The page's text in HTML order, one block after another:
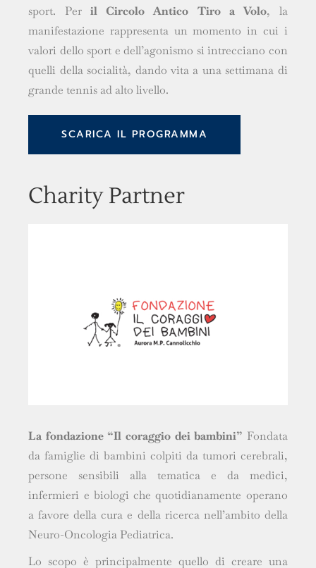
sport. Per il Circolo Antico Tiro a Volo, la
manifestazione rappresenta un momento in cui i
valori dello sport e dell’agonismo si intrecciano con
quelli della socialità, dando vita a una settimana di
grande tennis ad alto livello.
SCARICA IL PROGRAMMA
Charity Partner
La fondazione “Il coraggio dei bambini” Fondata
da famiglie di bambini colpiti da tumori cerebrali,
persone sensibili alla tematica e da medici,
infermieri e biologi che quotidianamente operano
a favore della cura e della ricerca nell’ambito della
Neuro-Oncologia Pediatrica.
Lo scopo è principalmente quello di creare una